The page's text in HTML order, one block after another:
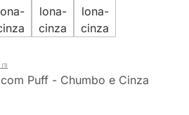
Puff - Chumbo e Cinza